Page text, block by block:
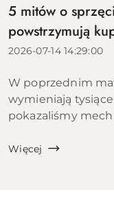
5 mitów o
powstrzymują
2026-07-14 14:29:00
W poprzednim
wymieniają
pokazaliśmy
polityki IT dużych
Więcej